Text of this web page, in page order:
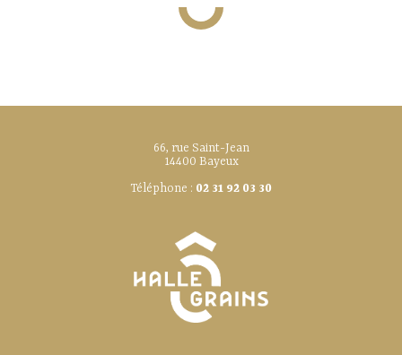
66, rue Saint-Jean
14400 Bayeux
Téléphone : 02 31 92 03 30